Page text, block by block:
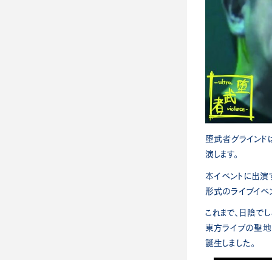
堕武者グラインド
演します。
本イベントに出演
形式のライブイベ
これまで、日陰で
東方ライブの聖地
誕生しました。